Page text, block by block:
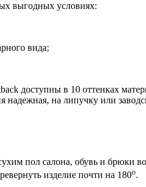
выгодных условиях:
вида;
доступны в 10 оттенках
на липучку или
пол салона, обувь и брюки
изделие почти на 180о.